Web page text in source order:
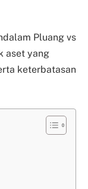
Pluang vs
aset yang
keterbatasan